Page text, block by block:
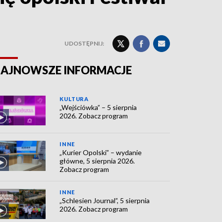
UDOSTĘPNIJ:
INFORMACJE
KULTURA
„Wejściówka” – 5 sierpnia
2026. Zobacz program
INNE
„Kurier Opolski” – wydanie
główne, 5 sierpnia 2026.
Zobacz program
INNE
„Schlesien Journal”, 5 sierpnia
2026. Zobacz program